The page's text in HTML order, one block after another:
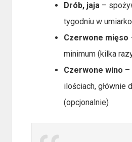
Drób, jaja –
tygodniu w
Czerwone mięso
minimum (kilka
Czerwone wino –
ilościach, głównie
(opcjonalnie)